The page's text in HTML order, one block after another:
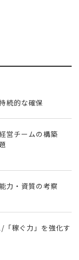
続的な確保
営チームの構築
力・資質の考察
/「稼ぐ力」を強化す